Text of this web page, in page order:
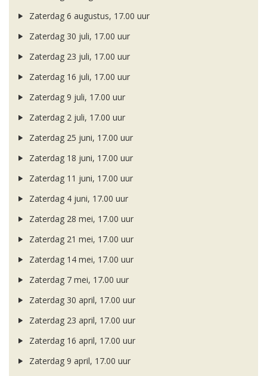
Zaterdag 6 augustus, 17.00 uur
Zaterdag 30 juli, 17.00 uur
Zaterdag 23 juli, 17.00 uur
Zaterdag 16 juli, 17.00 uur
Zaterdag 9 juli, 17.00 uur
Zaterdag 2 juli, 17.00 uur
Zaterdag 25 juni, 17.00 uur
Zaterdag 18 juni, 17.00 uur
Zaterdag 11 juni, 17.00 uur
Zaterdag 4 juni, 17.00 uur
Zaterdag 28 mei, 17.00 uur
Zaterdag 21 mei, 17.00 uur
Zaterdag 14 mei, 17.00 uur
Zaterdag 7 mei, 17.00 uur
Zaterdag 30 april, 17.00 uur
Zaterdag 23 april, 17.00 uur
Zaterdag 16 april, 17.00 uur
Zaterdag 9 april, 17.00 uur